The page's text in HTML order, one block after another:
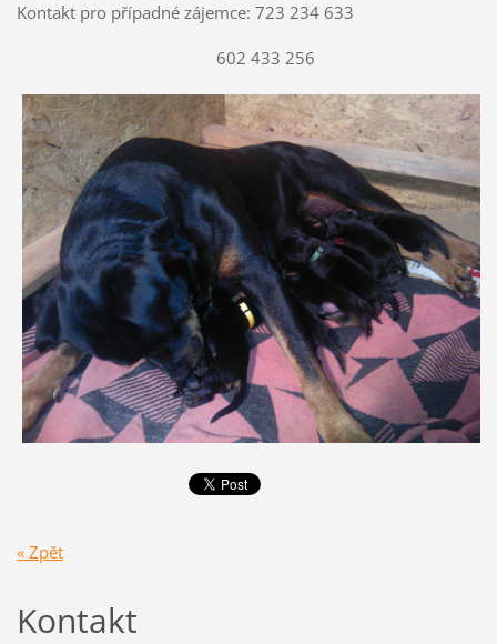
Kontakt pro případné zájemce: 723 234 633
602 433 256
« Zpět
Kontakt